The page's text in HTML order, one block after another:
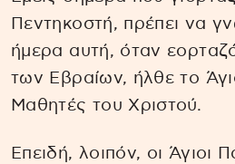
Πεντηκοστή, πρέπει να
ήμερα αυτή, όταν
των Εβραίων, ήλθε το
Μαθητές του Χριστού.
Επειδή, λοιπόν, οι Άγιοι